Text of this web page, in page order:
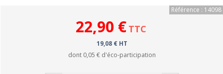
Référence : 14098
22,90 € TTC
19,08 € HT
dont 0,05 € d'éco-participation